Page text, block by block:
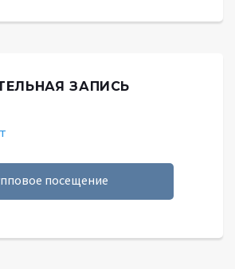
ЗАПИСЬ
посещение